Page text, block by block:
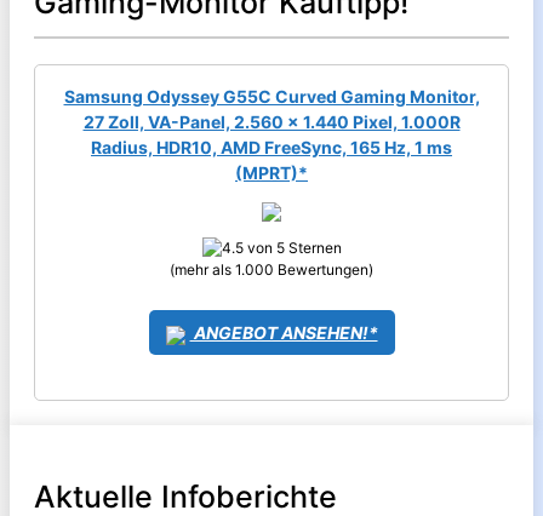
Samsung Odyssey G55C Curved Gaming Monitor,
27 Zoll, VA-Panel, 2.560 x 1.440 Pixel, 1.000R
Radius, HDR10, AMD FreeSync, 165 Hz, 1 ms
(MPRT)*
(mehr als 1.000 Bewertungen)
ANGEBOT ANSEHEN!*
Aktuelle Infoberichte